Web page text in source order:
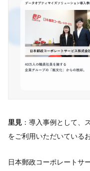
里見 ：導入事例として、
をご利用いただいている
日本郵政コーポレートサ